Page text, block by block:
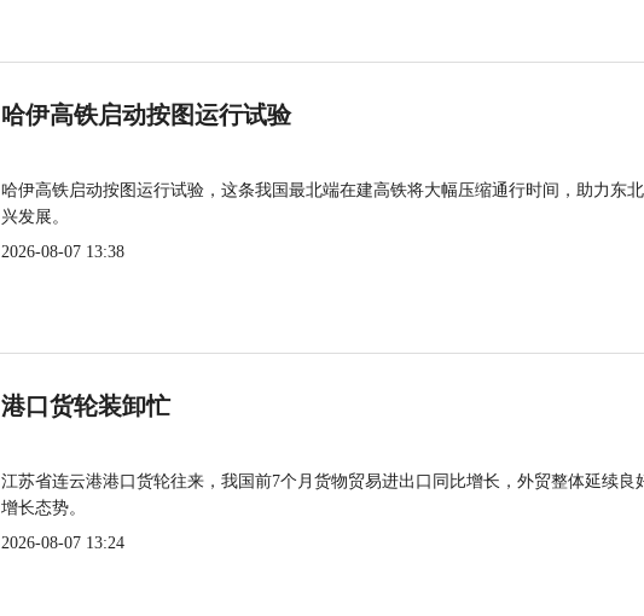
哈伊高铁启动按图运行试验
哈伊高铁启动按图运行试验，这条我国最北端在建高铁将大幅压缩通行时间，助力东
兴发展。
2026-08-07 13:38
港口货轮装卸忙
江苏省连云港港口货轮往来，我国前7个月货物贸易进出口同比增长，外贸整体延续良
增长态势。
2026-08-07 13:24